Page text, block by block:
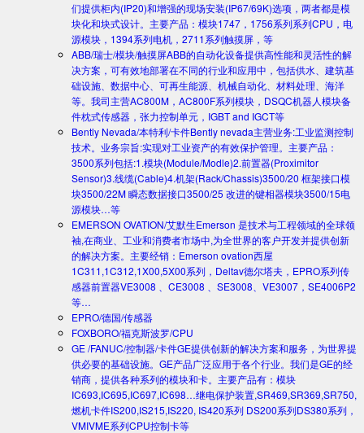
们提供柜内(IP20)和增强的现场安装(IP67/69K)选项，两者都是模
块化和块式设计。主要产品：模块1747，1756系列系列CPU，电
源模块，1394系列电机，2711系列触摸屏，等
ABB/瑞士/模块/触摸屏ABB的自动化设备提供高性能和灵活性的解
决方案，可有效地部署在不同的行业和应用中，包括供水、建筑基
础设施、数据中心、可再生能源、机械自动化、材料处理、海洋
等。我司主营AC800M，AC800F系列模块，DSQC机器人模块备
件枕式传感器，张力控制单元，IGBT and IGCT等
Bently Nevada/本特利/卡件Bently nevada主营业务:工业监测控制
技术。业务宗旨:实现对工业资产的有效保护管理。主要产品：
3500系列包括:1.模块(Module/Modle)2.前置器(Proximitor
Sensor)3.线缆(Cable)4.机架(Rack/Chassis)3500/20 框架接口模
块3500/22M 瞬态数据接口3500/25 改进的键相器模块3500/15电
源模块…等
EMERSON OVATION/艾默生Emerson 是技术与工程领域的全球领
袖,在商业、工业和消费者市场中,为全世界的客户开发并提供创新
的解决方案。主要经销：Emerson ovation西屋
1C311,1C312,1X00,5X00系列，Deltav德尔塔夫，EPRO系列传
感器前置器VE3008 、CE3008 、SE3008、VE3007，SE4006P2
等…
EPRO/德国/传感器
FOXBORO/福克斯波罗/CPU
GE /FANUC/控制器/卡件GE提供创新的解决方案和服务，为世界提
供必要的基础设施。GE产品广泛应用于各个行业。我们是GE的经
销商，提供各种系列的模块和卡。主要产品有：模块
IC693,IC695,IC697,IC698…继电保护装置,SR469,SR369,SR750,
燃机卡件IS200,IS215,IS220, IS420系列 DS200系列DS380系列，
VMIVME系列CPU控制卡等